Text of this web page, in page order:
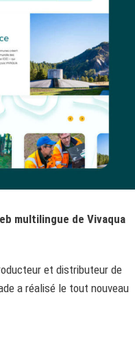
multilingue de Vivaqua
et distributeur de
a réalisé le tout nouveau